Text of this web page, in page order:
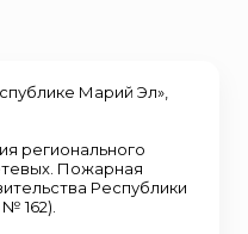
Марий Эл»,
регионального
Пожарная
Республики
162).